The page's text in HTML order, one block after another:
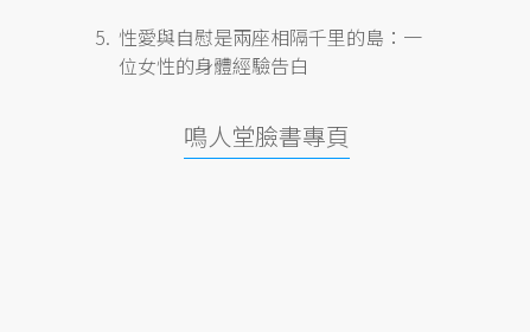
性愛與自慰是兩座相隔千里的島：一
位女性的身體經驗告白
鳴人堂臉書專頁